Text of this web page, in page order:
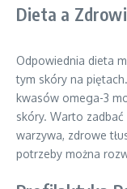
Dieta a
Odpowiednia dieta
tym skóry na
kwasów omega-3
skóry. Warto
warzywa, zdrowe
potrzeby można